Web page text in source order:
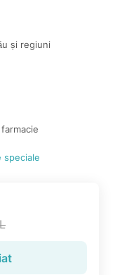
și regiuni
speciale